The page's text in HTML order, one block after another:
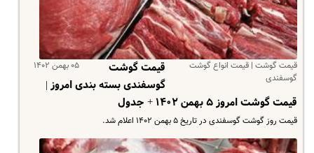
قیمت گوشت | قیمت انواع گوشت
گوسفندی
۰۵ بهمن ۱۴۰۲
قیمت گوشت
گوسفندی بسته بندی امروز |
قیمت گوشت امروز ۵ بهمن ۱۴۰۲ + جدول
قیمت روز گوشت گوسفندی در تاریخ ۵ بهمن ۱۴۰۲ اعلام شد.